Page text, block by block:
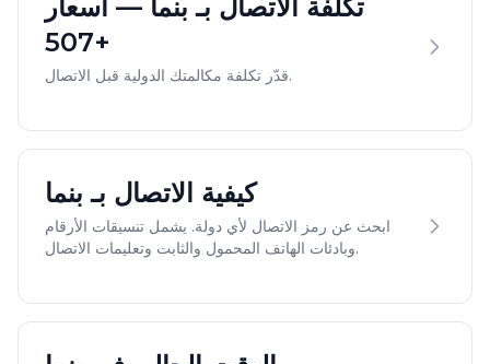
تكلفة الاتصال بـ بنما — أسعار
+507
قدّر تكلفة مكالمتك الدولية قبل الاتصال.
كيفية الاتصال بـ بنما
ابحث عن رمز الاتصال لأي دولة. يشمل تنسيقات الأرقام
وبادئات الهاتف المحمول والثابت وتعليمات الاتصال.